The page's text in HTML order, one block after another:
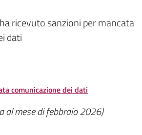
ricevuto sanzioni per mancata
dati
comunicazione dei dati
al mese di febbraio 2026)